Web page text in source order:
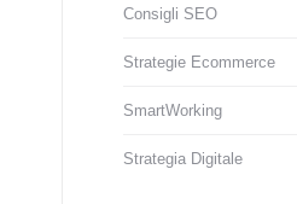
Consigli SEO
Strategie Ecommerce
SmartWorking
Strategia Digitale